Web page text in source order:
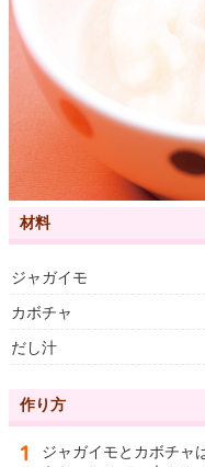
材料
ジャガイモ
カボチャ
だし汁
作り方
ジャガイモとカボチャ